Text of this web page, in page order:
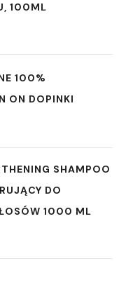
100ML
100%
ON DOPINKI
SHAMPOO
DO
1000 ML